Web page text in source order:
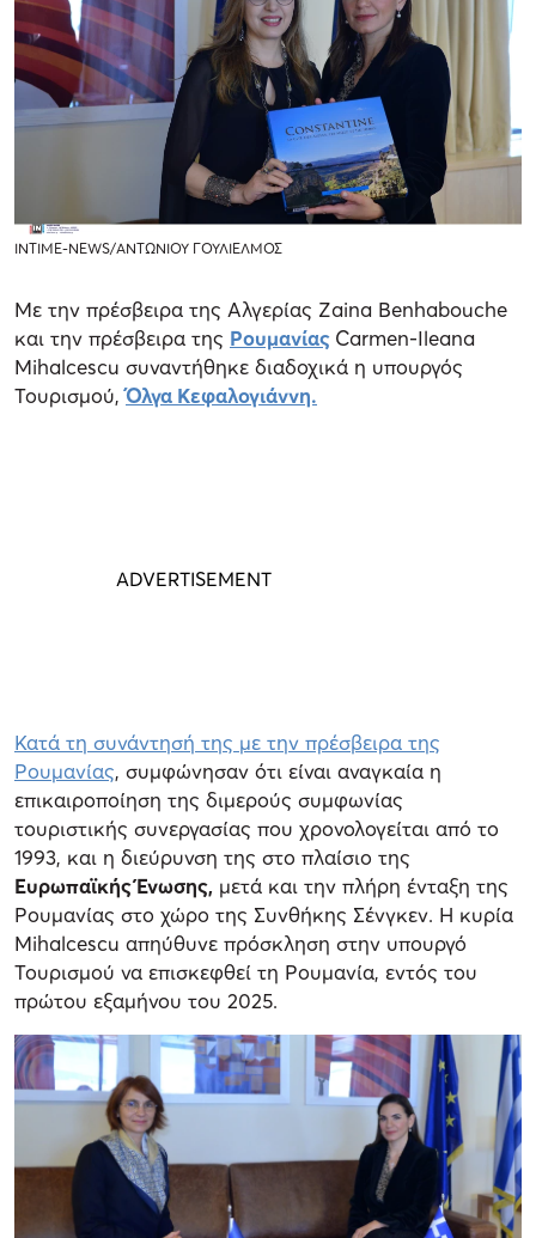
ΙΝΤΙΜΕ-NEWS/ΑΝΤΩΝΙΟΥ ΓΟΥΛΙΕΛΜΟΣ
Με την πρέσβειρα της Αλγερίας Zaina Benhabouche
και την πρέσβειρα της Ρουμανίας Carmen-Ileana
Mihalcescu συναντήθηκε διαδοχικά η υπουργός
Τουρισμού,Όλγα Κεφαλογιάννη.
Κατά τη συνάντησή της με την πρέσβειρα της
Ρουμανίας, συμφώνησαν ότι είναι αναγκαία η
επικαιροποίηση της διμερούς συμφωνίας
τουριστικής συνεργασίας που χρονολογείται από το
1993, και η διεύρυνση της στο πλαίσιο της
Ευρωπαϊκής Ένωσης, μετά και την πλήρη ένταξη της
Ρουμανίας στο χώρο της Συνθήκης Σένγκεν. Η κυρία
Mihalcescu απηύθυνε πρόσκληση στην υπουργό
Τουρισμού να επισκεφθεί τη Ρουμανία, εντός του
πρώτου εξαμήνου του 2025.